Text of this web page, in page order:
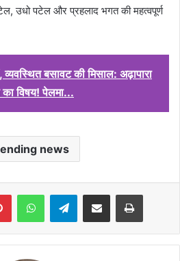
उधो पटेल और प्रहलाद भगत की महत्वपूर्ण
व्यवस्थित बसावट की मिसाल: अढ़ापारा
का विषय! पेलमा...
news
PinterestWhatsAppTelegramShare via Email Print